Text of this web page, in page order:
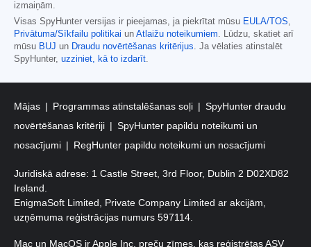
izmaiņām.
Visas SpyHunter versijas ir pieejamas, ja piekrītat mūsu EULA/TOS,
Privātuma/Sīkfailu politikai un Atlaižu noteikumiem. Lūdzu, skatiet arī
mūsu BUJ un Draudu novērtēšanas kritērijus. Ja vēlaties atinstalēt
SpyHunter, uzziniet, kā to izdarīt.
Mājas Programmas atinstalēšanas soļi
SpyHunter draudu
novērtēšanas kritēriji
SpyHunter papildu noteikumi un
nosacījumi
RegHunter papildu noteikumi un nosacījumi
Juridiskā adrese: 1 Castle Street, 3rd Floor, Dublin 2 D02XD82
Ireland.
EnigmaSoft Limited, Private Company Limited ar akcijām,
uzņēmuma reģistrācijas numurs 597114.
Mac un MacOS ir Apple Inc. preču zīmes, kas reģistrētas ASV